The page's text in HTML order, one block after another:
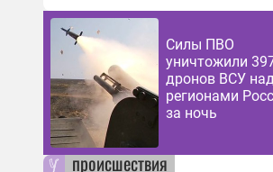
Силы ПВО
уничтожили
дронов ВСУ
регионами
за ночь
происшествия